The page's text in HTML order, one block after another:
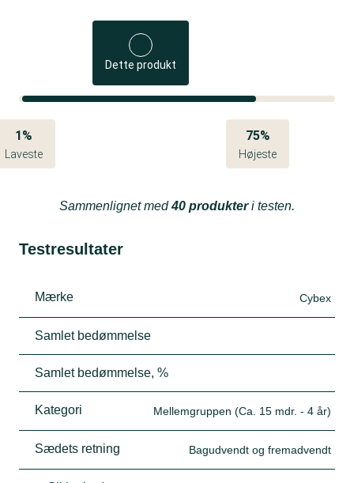
Dette produkt
1%
Laveste
75%
Højeste
Sammenlignet med40 produkteri testen.
Testresultater
Mærke Cybex
Samlet bedømmelse
Samlet bedømmelse, %
Kategori Mellemgruppen (Ca. 15 mdr. - 4 år)
Sædets retning Bagudvendt og fremadvendt